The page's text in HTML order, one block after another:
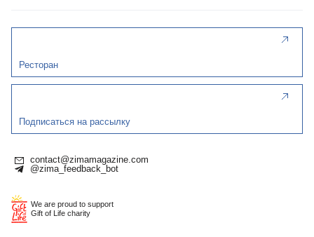
Ресторан
Подписаться на рассылку
contact@zimamagazine.com
@zima_feedback_bot
We are proud to support
Gift of Life charity